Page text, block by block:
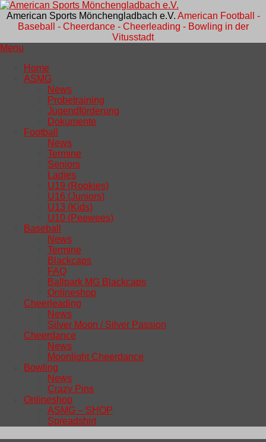
American Sports Mönchengladbach e.V. American Football -
Baseball - Cheerdance - Cheerleading - Bowling in der
Vitusstadt
Menu
Home
ASMG
News
Probetraining
Jugendförderung
Dokumente
Football
News
Termine
Seniors
Ladies
U19 (Rookies)
U16 (Juniors)
U13 (Kids)
U10 (Peewees)
Baseball
News
Termine
Blackcaps
FAQ
Ballpark MG Blackcaps
Onlineshop
Cheerleading
News
Silver Moon / Silver Passion
Cheerdance
News
Moonlight Cheerdance
Bowling
News
Crazy Pins
Onlineshop
ASMG – SHOP
Spreadshirt